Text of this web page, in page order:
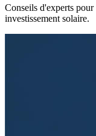
Conseils d'experts
investissement solaire.